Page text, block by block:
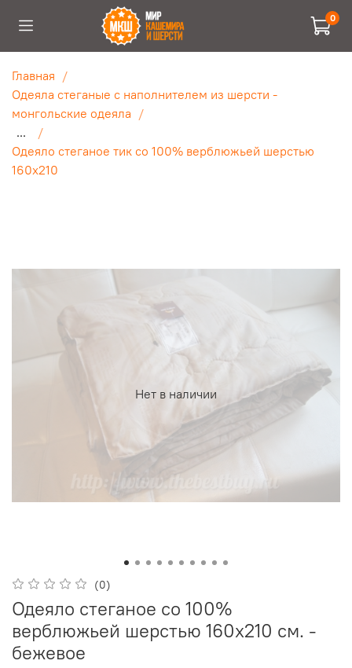
0
Главная
Одеяла стеганые с наполнителем из шерсти -
монгольские одеяла
...
Одеяло стеганое тик со 100% верблюжьей шерстью
160x210
Нет в наличии
(0)
Одеяло стеганое со 100%
верблюжьей шерстью 160x210 см. -
бежевое